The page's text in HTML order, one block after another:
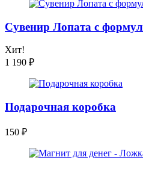
Сувенир Лопата с
Хит!
1 190 ₽
Подарочная коробка
150 ₽